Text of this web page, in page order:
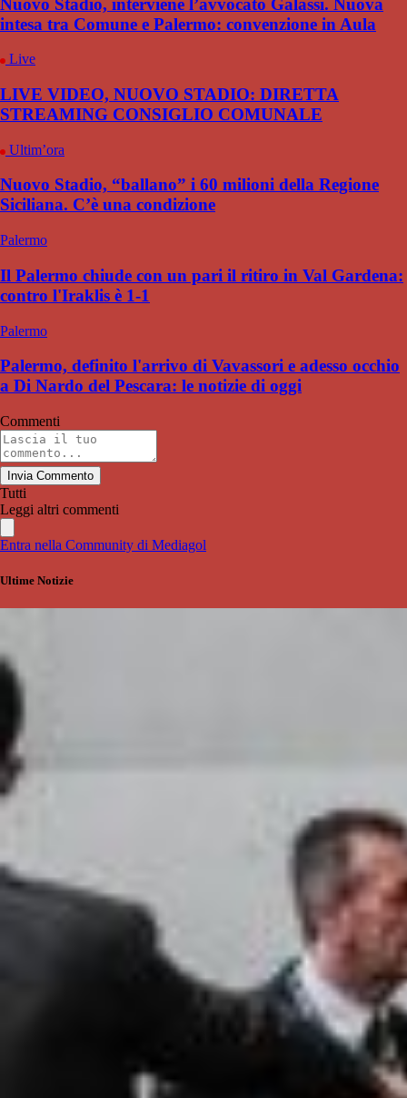
intesa tra Comune e Palermo: convenzione in Aula
Live
LIVE VIDEO, NUOVO STADIO: DIRETTA
STREAMING CONSIGLIO COMUNALE
Ultim’ora
Nuovo Stadio, “ballano” i 60 milioni della Regione
Siciliana. C’è una condizione
Palermo
Il Palermo chiude con un pari il ritiro in Val Gardena:
contro l'Iraklis è 1-1
Palermo
Palermo, definito l'arrivo di Vavassori e adesso occhio
a Di Nardo del Pescara: le notizie di oggi
Commenti
Invia Commento
Tutti
Leggi altri commenti
Entra nella Community di Mediagol
Ultime Notizie